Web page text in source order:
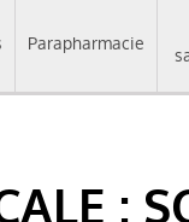
Parapharmacie
: